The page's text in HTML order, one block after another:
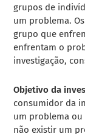
grupos de
um problema.
grupo que
enfrentam o
investigação,
Objetivo da
consumidor da
um problema ou
não existir um